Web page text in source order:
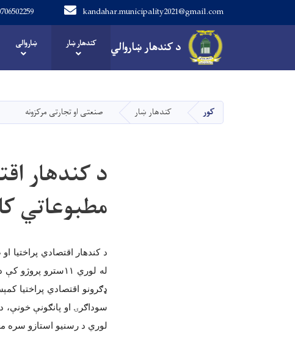
د کندهار ښاروالي
kandahar.municipality2021@gmail.com
Main navigation
د کندهار ښاروالي کندهار ښار ښاروالی
کور کندهار ښار صنعتی او تجارتی مرکزونه
د کندهار
مطبوعاتي
د کندهار اقتصادي پراختیا
له لوري ۱۱سترو پروژو کې
ډګرونو اقتصادي پراختیا
سوداګرۍ او پانګونې خونې،
لوري د رسنیو استازو